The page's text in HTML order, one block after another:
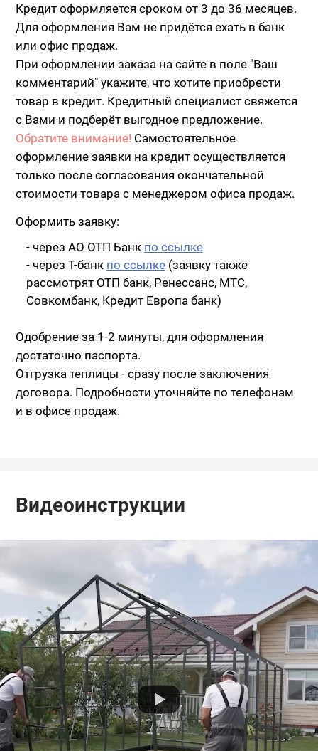
Кредит оформляется сроком от 3 до 36 месяцев.
Для оформления Вам не придётся ехать в банк
или офис продаж.
При оформлении заказа на сайте в поле "Ваш
комментарий" укажите, что хотите приобрести
товар в кредит. Кредитный специалист свяжется
с Вами и подберёт выгодное предложение.
Обратите внимание! Самостоятельное
оформление заявки на кредит осуществляется
только после согласования окончательной
стоимости товара с менеджером офиса продаж.
Оформить заявку:
- через АО ОТП Банк по ссылке
- через Т-банк по ссылке(заявку также
рассмотрят ОТП банк, Ренессанс, МТС,
Совкомбанк, Кредит Европа банк)
Одобрение за 1-2 минуты, для оформления
достаточно паспорта.
Отгрузка теплицы - сразу после заключения
договора. Подробности уточняйте по телефонам
и в офисе продаж.
Видеоинструкции